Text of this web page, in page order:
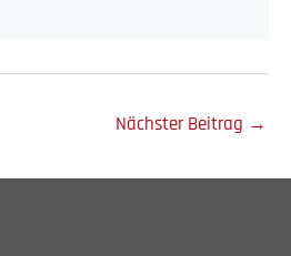
Nächster Beitrag →